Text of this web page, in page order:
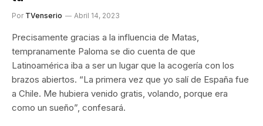
Por TVenserio Abril 14, 2023
Precisamente gracias a la influencia de Matas,
tempranamente Paloma se dio cuenta de que
Latinoamérica iba a ser un lugar que la acogería con los
brazos abiertos. “La primera vez que yo salí de España fue
a Chile. Me hubiera venido gratis, volando, porque era
como un sueño”, confesará.